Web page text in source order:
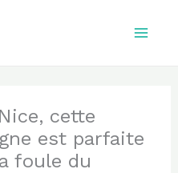
cette
est parfaite
foule du